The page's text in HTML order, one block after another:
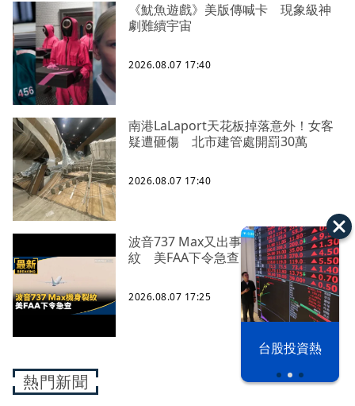
台股投資熱
《魷魚遊戲》美版傳喊卡 現象級神
劇難續宇宙
2026.08.07 17:40
南港LaLaport天花板掉落意外！女客
疑遭砸傷 北市建管處開罰30萬
2026.08.07 17:40
波音737 Max又出事！機身驚見裂
紋 美FAA下令急查
2026.08.07 17:25
熱門新聞